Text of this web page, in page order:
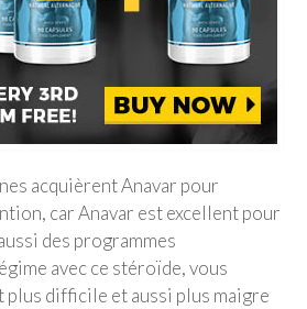
acquièrent Anavar pour
car Anavar est excellent pour
des programmes
avec ce stéroïde, vous
plus difficile et aussi plus maigre